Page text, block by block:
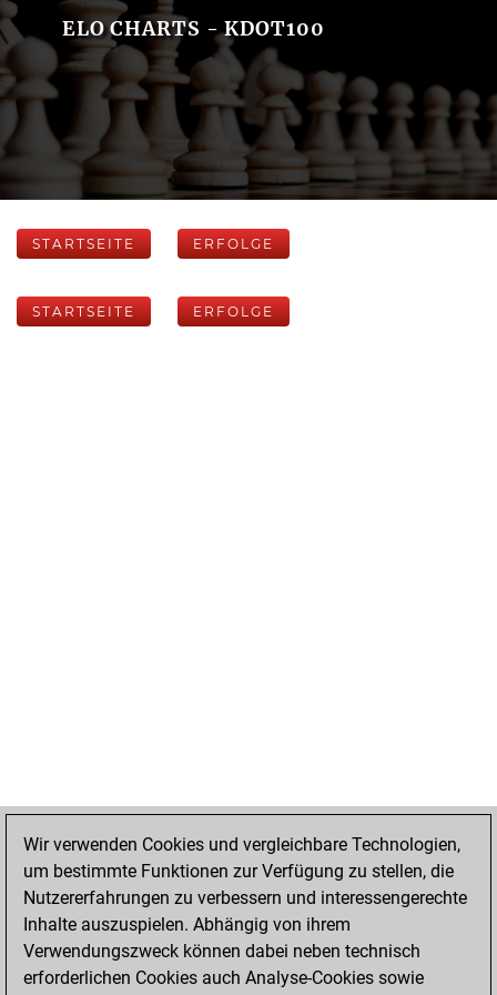
ELO CHARTS - KDOT100
STARTSEITE ERFOLGE
STARTSEITE ERFOLGE
Wir verwenden Cookies und vergleichbare Technologien,
um bestimmte Funktionen zur Verfügung zu stellen, die
Nutzererfahrungen zu verbessern und interessengerechte
Inhalte auszuspielen. Abhängig von ihrem
Verwendungszweck können dabei neben technisch
erforderlichen Cookies auch Analyse-Cookies sowie